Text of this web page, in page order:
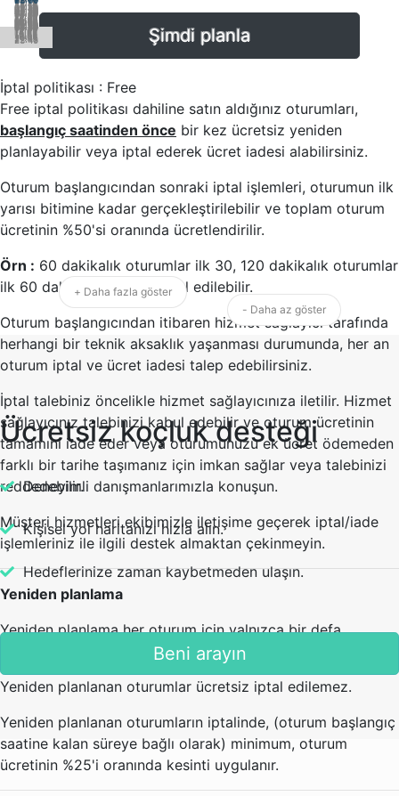
00:30
00:45
01:30
01:45
02:30
02:45
03:30
03:45
04:30
04:45
05:30
05:45
06:30
06:45
07:30
07:45
08:30
08:45
09:30
09:45
10:30
10:45
11:15
11:30
11:45
12:15
12:30
12:45
13:15
13:30
13:45
14:15
14:30
14:45
15:15
15:30
15:45
16:15
16:30
16:45
17:15
17:30
17:45
18:15
18:30
18:45
19:15
19:30
19:45
20:15
20:30
20:45
21:15
21:30
21:45
22:15
22:30
22:45
23:15
23:30
23:45
Şimdi planla
İptal politikası : Free
Free iptal politikası dahiline satın aldığınız oturumları,
başlangıç saatinden önce bir kez ücretsiz yeniden
planlayabilir veya iptal ederek ücret iadesi alabilirsiniz.
Oturum başlangıcından sonraki iptal işlemleri, oturumun ilk
yarısı bitimine kadar gerçekleştirilebilir ve toplam oturum
ücretinin %50'si oranında ücretlendirilir.
Örn : 60 dakikalık oturumlar ilk 30, 120 dakikalık oturumlar
ilk 60 dakika içerisinde iptal edilebilir.
Oturum başlangıcından itibaren hizmet sağlayıcı tarafında
herhangi bir teknik aksaklık yaşanması durumunda, her an
oturum iptal ve ücret iadesi talep edebilirsiniz.
İptal talebiniz öncelikle hizmet sağlayıcınıza iletilir. Hizmet
sağlayıcınız talebinizi kabul edebilir ve oturum ücretinin
tamamını iade eder veya oturumunuzu ek ücret ödemeden
farklı bir tarihe taşımanız için imkan sağlar veya talebinizi
reddedebilir.
Müşteri hizmetleri ekibimizle iletişime geçerek iptal/iade
işlemleriniz ile ilgili destek almaktan çekinmeyin.
Yeniden planlama
Yeniden planlama her oturum için yalnızca bir defa
Yeniden planlanan oturumlar ücretsiz iptal edilemez.
Yeniden planlanan oturumların iptalinde, (oturum başlangıç
saatine kalan süreye bağlı olarak) minimum, oturum
ücretinin %25'i oranında kesinti uygulanır.
+ Daha fazla göster
- Daha az göster
Ücretsiz koçluk desteği
Deneyimli danışmanlarımızla konuşun.
Kişisel yol haritanızı hızla alın.
Hedeflerinize zaman kaybetmeden ulaşın.
Beni arayın